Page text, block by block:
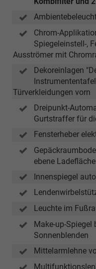
Chrom-
Spiegeleinstell-,
Ausströmer mit
Dekoreinlagen
Türverkleidungen vorn
Dreipunkt-
Gurtstraffer für
Fensterheber
ebene Ladefläche
Innenspiegel
Leuchte im
Make-up-Spiegel
Sonnenblenden
Mittelarmlehne